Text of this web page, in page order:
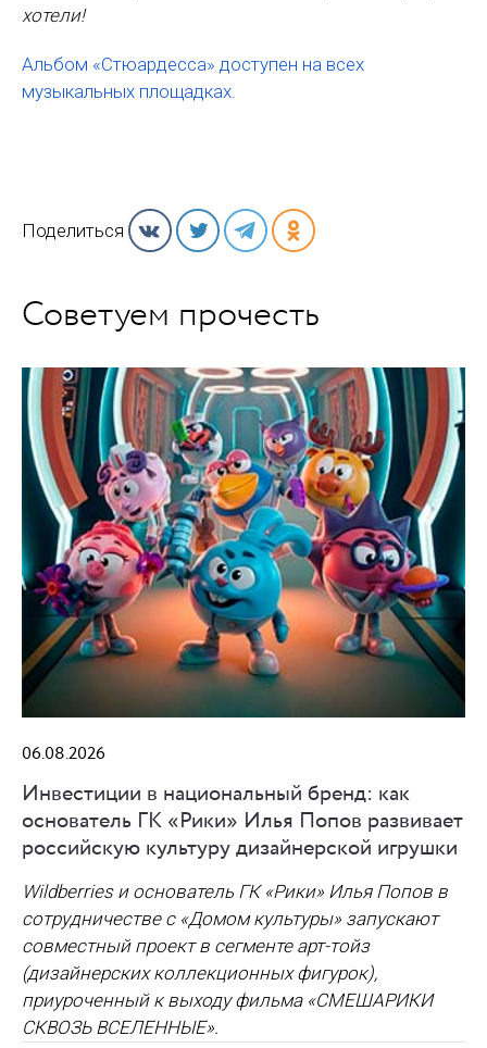
хотели!
Альбом «Стюардесса» доступен на всех
музыкальных площадках.
Поделиться
Советуем прочесть
06.08.2026
Инвестиции в национальный бренд: как
основатель ГК «Рики» Илья Попов развивает
российскую культуру дизайнерской игрушки
Wildberries и основатель ГК «Рики» Илья Попов в
сотрудничестве с «Домом культуры» запускают
совместный проект в сегменте арт-тойз
(дизайнерских коллекционных фигурок),
приуроченный к выходу фильма «СМЕШАРИКИ
СКВОЗЬ ВСЕЛЕННЫЕ».